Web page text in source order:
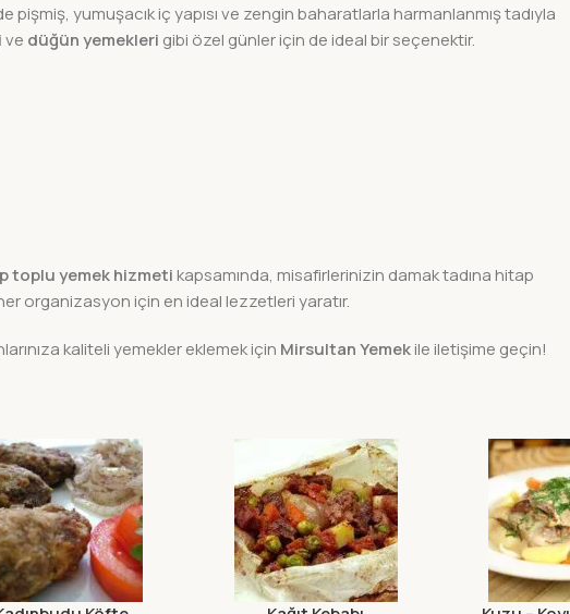
yumuşacık iç yapısı ve zengin baharatlarla harmanlanmış tadıyla
ve düğün yemekleri gibi özel günler için de ideal bir seçenektir.
toplu yemek hizmeti kapsamında, misafirlerinizin damak tadına hitap
organizasyon için en ideal lezzetleri yaratır.
kaliteli yemekler eklemek için Mirsultan Yemekile iletişime geçin!